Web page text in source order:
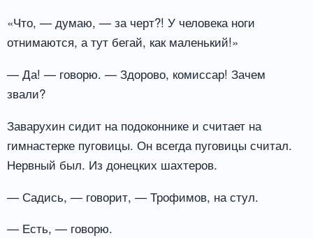
«Что, — думаю, — за черт?! У человека ноги
отнимаются, а тут бегай, как маленький!»
— Да! — говорю. — Здорово, комиссар! Зачем
звали?
Заварухин сидит на подоконнике и считает на
гимнастерке пуговицы. Он всегда пуговицы считал.
Нервный был. Из донецких шахтеров.
— Садись, — говорит, — Трофимов, на стул.
— Есть, — говорю.